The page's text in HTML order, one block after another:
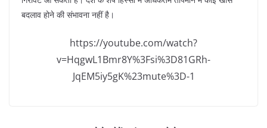
बदलाव होने की संभावना नहीं है।
https://youtube.com/watch?
v=HqgwL1Bmr8Y%3Fsi%3D81GRh-
JqEM5iy5gK%23mute%3D-1